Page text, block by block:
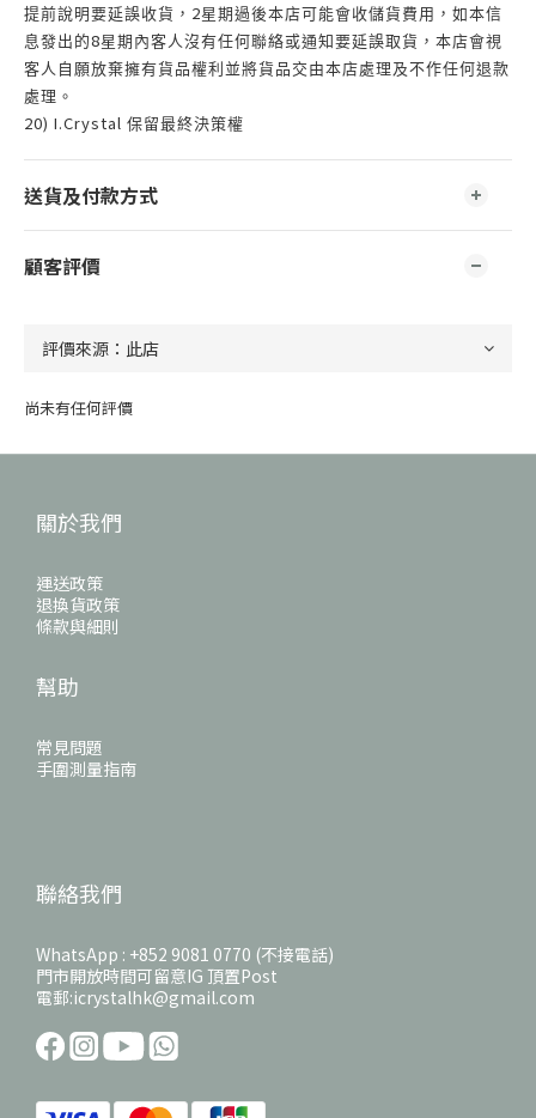
提前說明要延誤收貨， 2星期過後本店可能會收儲貨費用，如本信
息發出的8星期內客人沒有任何聯絡或通知要延誤取貨，本店會視
客人自願放棄擁有貨品權利並將貨品交由本店處理及不作任何退款
處理。
20) I.Crystal 保留最終決策權
送貨及付款方式
顧客評價
尚未有任何評價
關於我們
運送政策
退換貨政策
條款與細則
幫助
常見問題
手圍測量指南
聯絡我們
WhatsApp : +852 9081 0770 (不接電話)
門市開放時間可留意IG 頂置Post
電郵:icrystalhk@gmail.com